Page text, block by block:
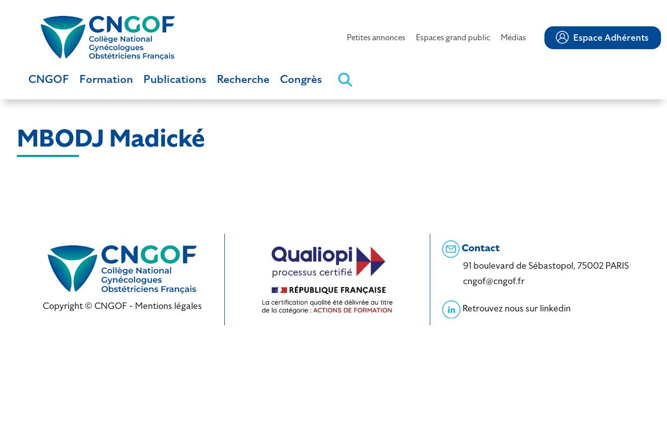
Petites annonces Espaces grand public Médias Espace Adhérents
CNGOF Formation Publications Recherche Congrès
MBODJ Madické
Copyright © CNGOF - Mentions légales
Contact
91 boulevard de Sébastopol, 75002 PARIS
cngof@cngof.fr
Retrouvez nous sur linkedin